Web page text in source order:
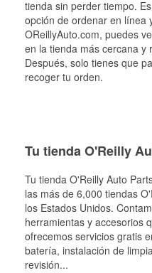
tienda sin perder tiempo.
opción de ordenar en línea
OReillyAuto.com, puedes
en la tienda más cercana y
Después, solo tienes que
recoger tu orden.
Tu tienda O'Reilly
Tu tienda O'Reilly Auto
las más de 6,000 tiendas
los Estados Unidos.
herramientas y accesorios
ofrecemos servicios gratis
batería, instalación de
revisión...